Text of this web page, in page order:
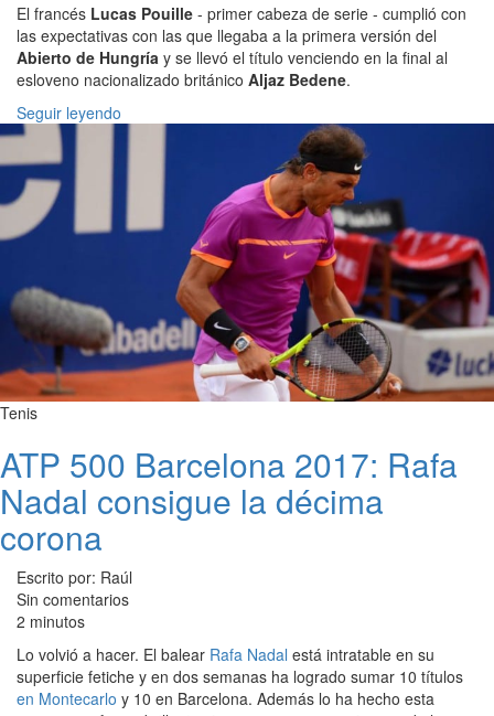
El francés Lucas Pouille - primer cabeza de serie - cumplió con
las expectativas con las que llegaba a la primera versión del
Abierto de Hungría y se llevó el título venciendo en la final al
esloveno nacionalizado británico Aljaz Bedene.
Seguir leyendo
Tenis
ATP 500 Barcelona 2017: Rafa
Nadal consigue la décima
corona
Escrito por: Raúl
Sin comentarios
2 minutos
Lo volvió a hacer. El balear Rafa Nadal está intratable en su
superficie fetiche y en dos semanas ha logrado sumar 10 títulos
en Montecarlo y 10 en Barcelona. Además lo ha hecho esta